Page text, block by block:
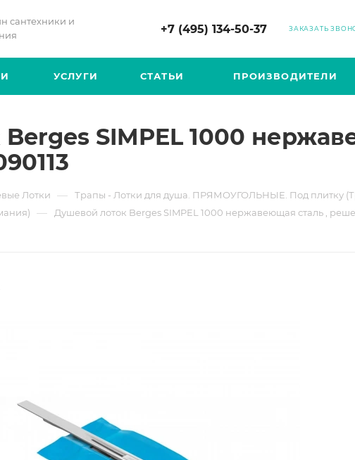
сантехники и
+7 (495) 134-50-37 ЗАКАЗАТЬ
УСЛУГИ СТАТЬИ ПРОИЗВОДИТЕЛИ
SIMPEL 1000
Лотки — Трапы - Лотки для душа. ПРЯМОУГОЛЬНЫЕ. Под плитку
— Душевой лоток Berges SIMPEL 1000 нержавеющая сталь ,